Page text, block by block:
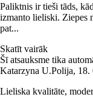
Paliktnis ir tieši tāds,
izmanto lieliski. Ziepes
pat...
Skatīt vairāk
Šī atsauksme tika
Katarzyna U.Polija, 18.
Lieliska kvalitāte,